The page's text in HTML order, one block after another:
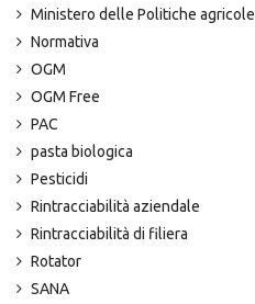
Ministero delle Politiche agricole
Normativa
OGM
OGM Free
PAC
pasta biologica
Pesticidi
Rintracciabilità aziendale
Rintracciabilità di filiera
Rotator
SANA